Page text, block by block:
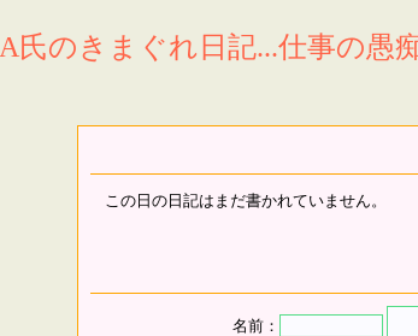
A氏のきまぐれ日記...仕事の愚
この日の日記はまだ書かれていません。
名前：